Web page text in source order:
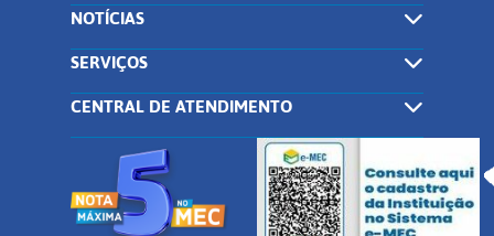
NOTÍCIAS
SERVIÇOS
CENTRAL DE ATENDIMENTO